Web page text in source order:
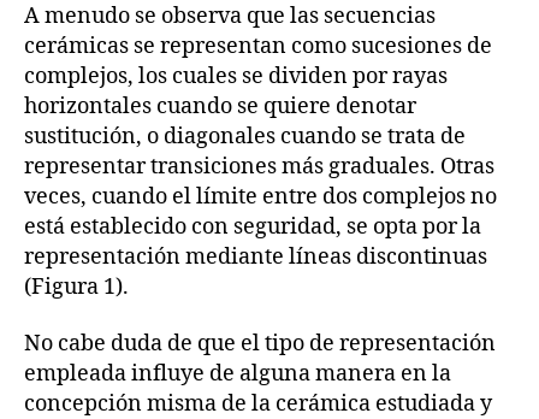
A menudo se observa que las secuencias
cerámicas se representan como sucesiones de
complejos, los cuales se dividen por rayas
horizontales cuando se quiere denotar
sustitución, o diagonales cuando se trata de
representar transiciones más graduales. Otras
veces, cuando el límite entre dos complejos no
está establecido con seguridad, se opta por la
representación mediante líneas discontinuas
(Figura 1).
No cabe duda de que el tipo de representación
empleada influye de alguna manera en la
concepción misma de la cerámica estudiada y